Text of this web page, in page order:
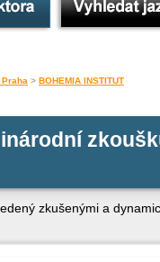
> BOHEMIA INSTITUT
zkušenými a